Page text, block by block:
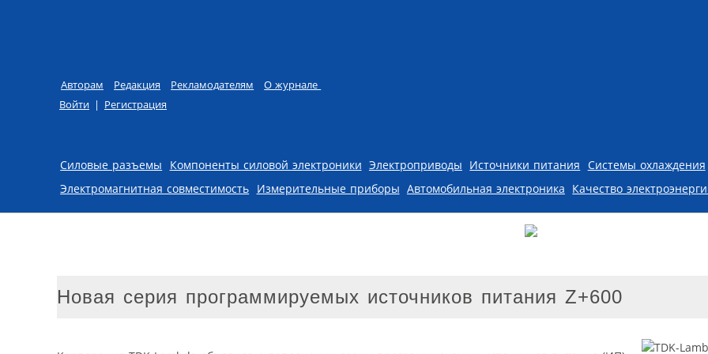
Авторам Редакция Рекламодателям
О журнале
Войти | Регистрация
Skip to content
Силовые разъемы Компоненты силовой электроники Электроприводы Источники питания Системы охлаждения
Электромагнитная совместимость Измерительные приборы Автомобильная электроника Качество
Новая серия программируемых источников питания Z+600